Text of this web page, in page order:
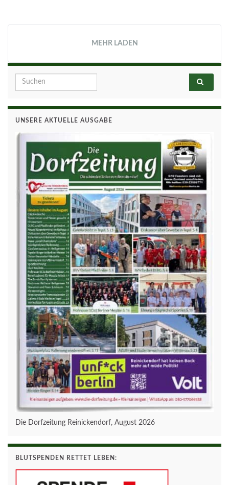
MEHR LADEN
Search for:
UNSERE AKTUELLE AUSGABE
Die Dorfzeitung Reinickendorf, August 2026
BLUTSPENDEN RETTET LEBEN: